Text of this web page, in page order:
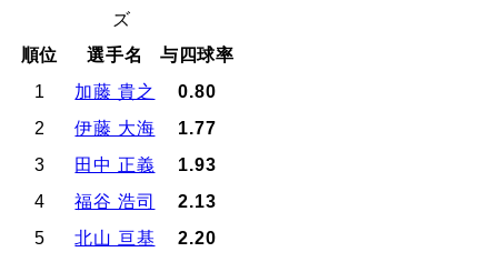
ズ
順位
選手名
与四球率
1
加藤 貴之
0.80
2
伊藤 大海
1.77
3
田中 正義
1.93
4
福谷 浩司
2.13
5
北山 亘基
2.20